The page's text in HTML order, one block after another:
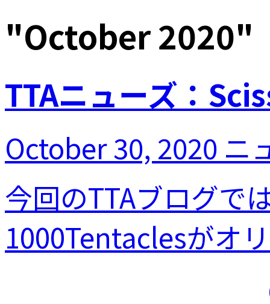
"October 2020"
TTAニューズ：
October 30, 2020 ニ
今回のTTAブログで
1000Tentaclesがオ